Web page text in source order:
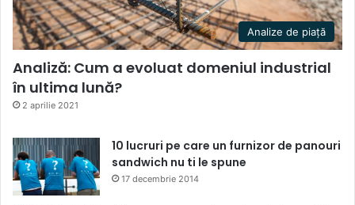
Analize de piață
Analiză: Cum a evoluat domeniul industrial
în ultima lună?
2 aprilie 2021
10 lucruri pe care un furnizor de panouri
sandwich nu ti le spune
17 decembrie 2014